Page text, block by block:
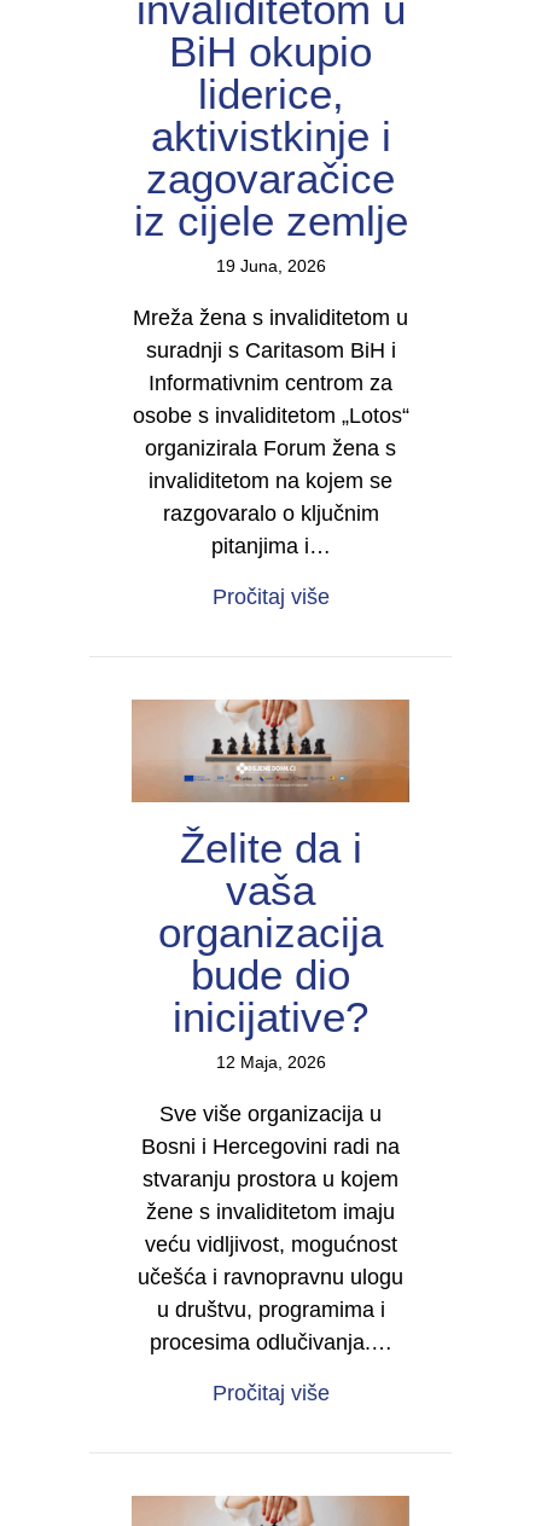
BiH okupio
liderice,
aktivistkinje i
zagovaračice
iz cijele zemlje
19 Juna, 2026
Mreža žena s invaliditetom u
suradnji s Caritasom BiH i
Informativnim centrom za
osobe s invaliditetom „Lotos“
organizirala Forum žena s
invaliditetom na kojem se
razgovaralo o ključnim
pitanjima i…
Pročitaj višeabout Forum žena s
Želite da i
vaša
organizacija
bude dio
inicijative?
12 Maja, 2026
Sve više organizacija u
Bosni i Hercegovini radi na
stvaranju prostora u kojem
žene s invaliditetom imaju
veću vidljivost, mogućnost
učešća i ravnopravnu ulogu
u društvu, programima i
procesima odlučivanja.…
Pročitaj višeabout Želite da i